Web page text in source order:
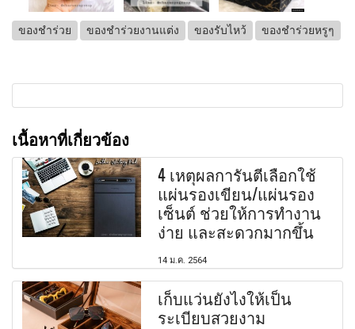
ของชำร่วย ของชำร่วยงานแต่ง ของรับไหว้ ของชำร่วยหรูๆ
เนื้อหาที่เกี่ยวข้อง
4 เหตุผลการันตีเลือกใช้
แผ่นรองเขียน/แผ่นรอง
เซ็นต์ ช่วยให้การทำงาน
ง่าย และสะดวกมากขึ้น
14 ม.ค. 2564
เก็บแว่นยังไงให้เป็น
ระเบียบสวยงาม